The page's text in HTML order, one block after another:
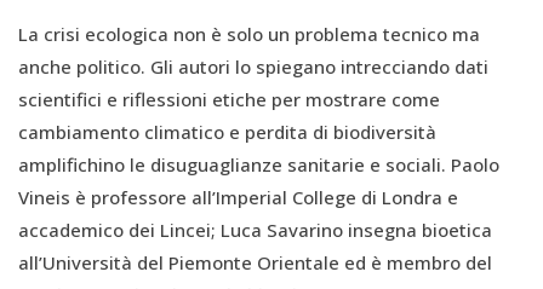
La crisi ecologica non è solo un problema tecnico ma
anche politico. Gli autori lo spiegano intrecciando dati
scientifici e riflessioni etiche per mostrare come
cambiamento climatico e perdita di biodiversità
amplifichino le disuguaglianze sanitarie e sociali. Paolo
Vineis è professore all’Imperial College di Londra e
accademico dei Lincei; Luca Savarino insegna bioetica
all’Università del Piemonte Orientale ed è membro del